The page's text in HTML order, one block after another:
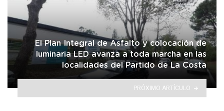
El Plan Integral de Asfalto y colocación de
luminaria LED avanza a toda marcha en las
localidades del Partido de La Costa
PRÓXIMO ARTÍCULO